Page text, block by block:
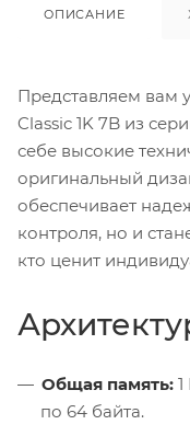
ОПИСАНИЕ
Представляем вам
Classic 1K 7B из
себе высокие
оригинальный
обеспечивает
контроля, но и
кто ценит
Общая память:
по 64 байта.